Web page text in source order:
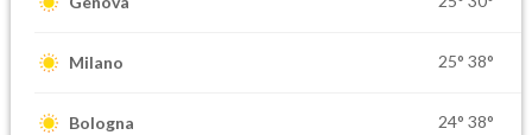
Milano 25° 38°
Bologna 24° 38°